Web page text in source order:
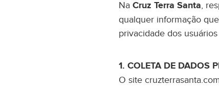
Na Cruz Terra Santa,
qualquer informação
privacidade dos
COLETA DE DADOS
O site